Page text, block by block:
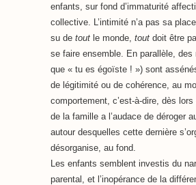
enfants, sur fond d’immaturité
collective. L’intimité n’a pas sa
su de tout le monde, tout doit être
se faire ensemble. En parallèle, des
que « tu es égoïste ! ») sont
de légitimité ou de cohérence, au
comportement, c’est-à-dire, dès lors
de la famille a l’audace de déroger
autour desquelles cette dernière
désorganise, au fond.
Les enfants semblent investis du
parental, et l’inopérance de la